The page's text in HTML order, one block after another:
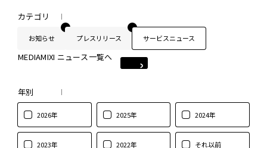
カテゴリ
お知らせ プレスリリース サービスニュース
MEDIAMIXI ニュース一覧へ
年別
2026年 2025年 2024年
2023年 2022年 それ以前